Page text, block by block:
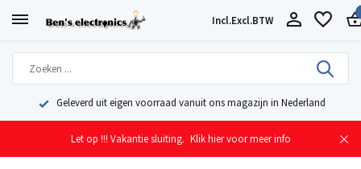
Incl.Excl.BTW
Geleverd uit eigen voorraad vanuit ons magazijn in Nederland
Let op !!! Vakantie sluiting. Klik hier voor meer info